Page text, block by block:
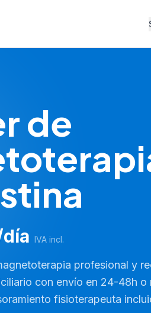
de
IVA incl.
profesional y
con envío en 24-48h o
fisioterapeuta